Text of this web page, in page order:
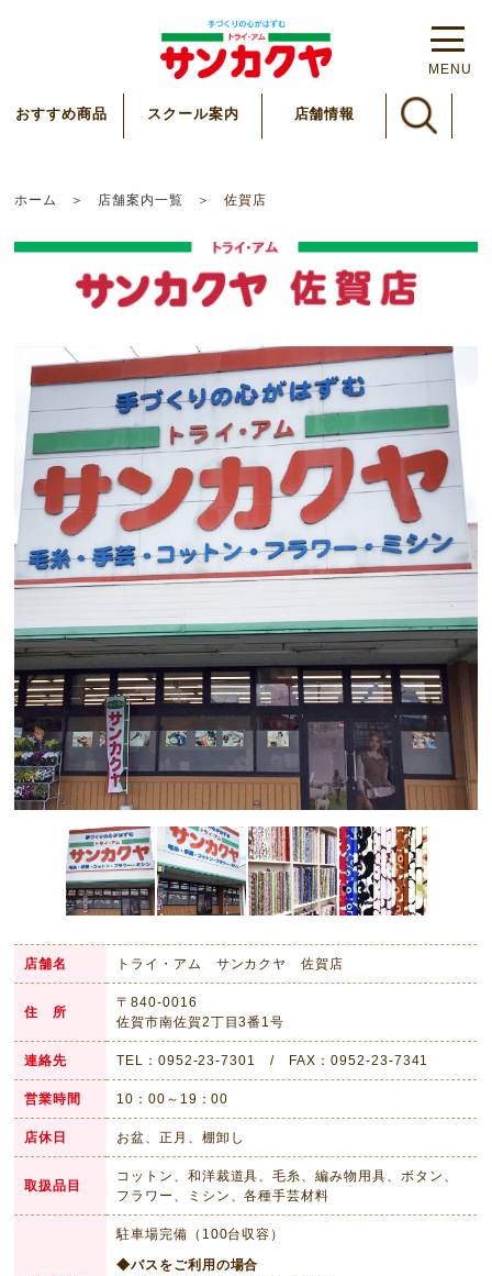
MENU
おすすめ商品 スクール案内 店舗情報
ホーム 店舗案内一覧 佐賀店
店舗名 トライ・アム サンカクヤ 佐賀店
住 所
〒840-0016
佐賀市南佐賀2丁目3番1号
連絡先 TEL：0952-23-7301 / FAX：0952-23-7341
営業時間 10：00～19：00
店休日 お盆、正月、棚卸し
取扱品目
コットン、和洋裁道具、毛糸、編み物用具、ボタン、
フラワー、ミシン、各種手芸材料
駐車場完備（100台収容）
◆バスをご利用の場合